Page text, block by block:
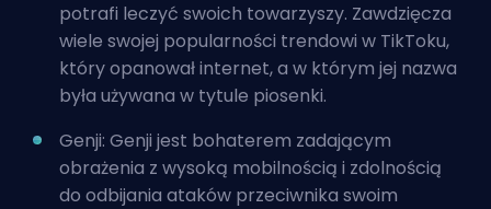
potrafi leczyć swoich towarzyszy. Zawdzięcza
wiele swojej popularności trendowi w TikToku,
który opanował internet, a w którym jej nazwa
była używana w tytule piosenki.
Genji: Genji jest bohaterem zadającym
obrażenia z wysoką mobilnością i zdolnością
do odbijania ataków przeciwnika swoim